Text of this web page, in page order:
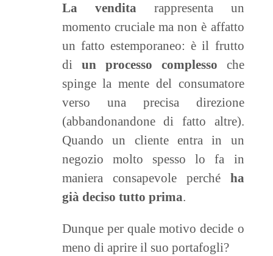
La vendita rappresenta un
momento cruciale ma non è affatto
un fatto estemporaneo: è il frutto
di un processo complesso che
spinge la mente del consumatore
verso una precisa direzione
(abbandonandone di fatto altre).
Quando un cliente entra in un
negozio molto spesso lo fa in
maniera consapevole perchéha
già deciso tutto prima.
Dunque per quale motivo decide o
meno di aprire il suo portafogli?